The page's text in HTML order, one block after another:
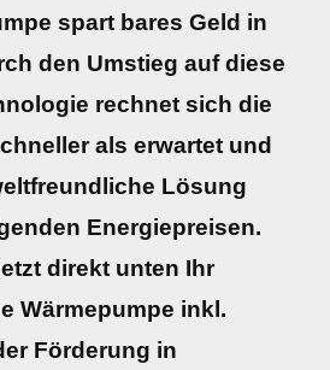
spart bares Geld in
den Umstieg auf diese
rechnet sich die
als erwartet und
Lösung
Energiepreisen.
direkt unten Ihr
Wärmepumpe inkl.
Förderung in